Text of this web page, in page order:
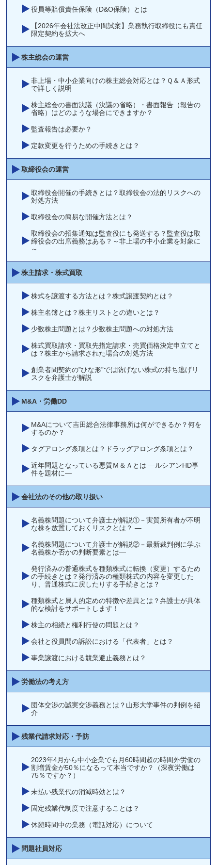
役員等賠償責任保険（D&O保険）とは
【2026年会社法改正中間試案】業務執行取締役にも責任
限定契約を拡大へ
株主総会の運営
非上場・中小企業向けの株主総会対応とは？Ｑ＆Ａ形式
で詳しく説明
株主総会の書面決議（決議の省略）・書面報告（報告の
省略）はどのような場合にできますか？
監査報告は必要か？
定款変更を行うための手続きとは？
取締役会の運営
取締役会開催の手続きとは？取締役会の法的リスクへの
対処方法
取締役会の簡易な開催方法とは？
取締役会の招集通知は監査役にも発送する？監査役は取
締役会の出席義務はある？～非上場の中小企業を対象に
～
株主請求・株式買取
株式を譲渡する方法とは？株式譲渡契約とは？
株主名簿とは？株主リストとの違いとは？
少数株主問題とは？少数株主問題への対処方法
株式買取請求・買取先指定請求・売買価格決定申立てと
は？株主から請求された場合の対処方法
創業者間契約の”ひな形”では防げない株式の持ち逃げリ
スクを弁護士が解説
M&A・労働DD
M&Aについて吉田総合法律事務所は何ができるか？何を
するのか？
タグアロング条項とは？ドラッグアロング条項とは？
近年問題となっている悪質Ｍ＆Ａとは ―ルシアンHD事
件を題材に―
会社法のその他の取り扱い
名義株問題について弁護士が解説①－実質所有者が不明
な株を放置しておくリスクとは？ —
名義株問題について弁護士が解説②－最新裁判例に学ぶ
名義株か否かの判断要素とは―
発行済みの普通株式を種類株式に転換（変更）するため
の手続きとは？発行済みの種類株式の内容を変更した
り、普通株式に戻したりする手続きとは？
種類株式と属人的定めの特徴や差異とは？弁護士が具体
的な検討をサポートします！
株主の相続と権利行使の問題とは？
会社と役員間の訴訟における「代表者」とは？
事業譲渡における競業避止義務とは？
労働法の考え方
団体交渉の誠実交渉義務とは？山形大学事件の判例を紹
介
残業代請求対応・予防
2023年4月から中小企業でも月60時間超の時間外労働の
割増賃金が50％になるって本当ですか？（深夜労働は
75％ですか？）
未払い残業代の消滅時効とは？
固定残業代制度で注意することは？
休憩時間中の業務（電話対応）について
問題社員対応